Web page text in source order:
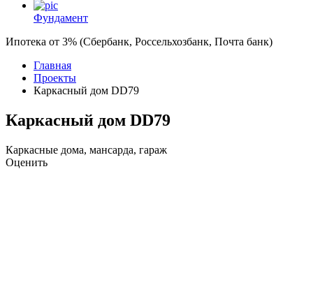
Фундамент
Ипотека от 3% (Сбербанк, Россельхозбанк, Почта банк)
Главная
Проекты
Каркасный дом DD79
Каркасный дом DD79
Каркасные дома, мансарда, гараж
Оценить